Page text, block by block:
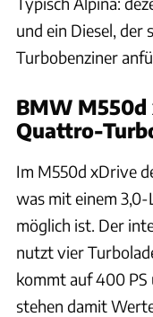
und ein Diesel, der
Turbobenziner
BMW M550d
Quattro-
Im M550d xDrive
was mit einem
möglich ist. Der
nutzt vier
kommt auf 400
stehen damit